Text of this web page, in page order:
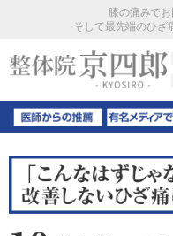
膝の痛みで
そして最先端のひざ